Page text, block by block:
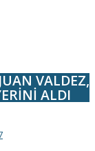
VALDEZ,
ALDI